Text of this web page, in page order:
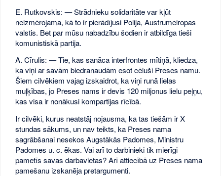
E. Rutkovskis: — Strādnieku solidaritāte var kļūt
neizmērojama, kā to ir pierādījusi Polija, Austrumeiropas
valstis. Bet par mūsu nabadzību šodien ir atbildīga tieši
komunistiskā partija.
A. Cīrulis: — Tie, kas sanāca interfrontes mītiņā, kliedza,
ka viņi ar savām biedranaudām esot cēluši Preses namu.
Šiem cilvēkiem vajag izskaidrot, ka viņi runā lielas
muļķības, jo Preses nams ir devis 120 miljonus lielu peļņu,
kas visa ir nonākusi kompartijas rīcībā.
Ir cilvēki, kurus neatstāj nojausma, ka tas tiešām ir X
stundas sākums, un nav teikts, ka Preses nama
sagrābšanai nesekos Augstākās Padomes, Ministru
Padomes u. c. ēkas. Vai arī to darbinieki tik mierīgi
pametīs savas darbavietas? Arī attiecībā uz Preses nama
pamešanu izskanēja pretargumenti.